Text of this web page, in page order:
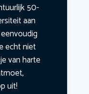
50-
aan
echt niet
van harte
uit!